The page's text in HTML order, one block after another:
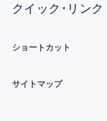
クイック･リンク
ショートカット
サイトマップ